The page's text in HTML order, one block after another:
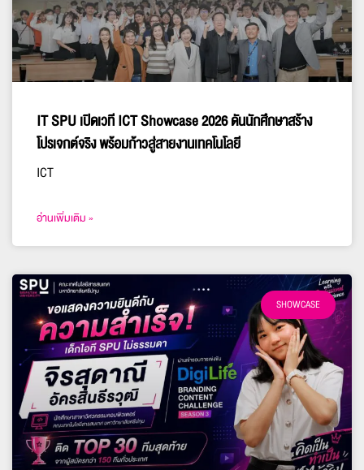
IT SPU เปิดเวที ICT Showcase 2026 ดันนักศึกษาสร้าง
โปรเจกต์จริง พร้อมก้าวสู่สายงานเทคโนโลยี
ICT
อ่านเพิ่มเติม »
SHOWCASE